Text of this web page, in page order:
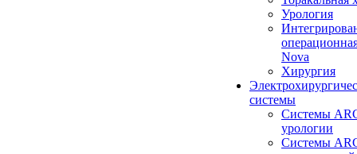
Урология
Nova
Хирургия
системы
Системы
урологии
Системы